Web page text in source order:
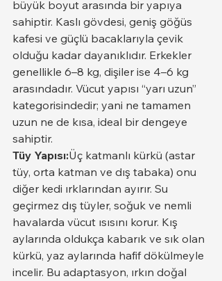
büyük boyut arasında bir yapıya
sahiptir. Kaslı gövdesi, geniş göğüs
kafesi ve güçlü bacaklarıyla çevik
olduğu kadar dayanıklıdır. Erkekler
genellikle 6–8 kg, dişiler ise 4–6 kg
arasındadır. Vücut yapısı “yarı uzun”
kategorisindedir; yani ne tamamen
uzun ne de kısa, ideal bir dengeye
sahiptir.
Tüy Yapısı:Üç katmanlı kürkü (astar
tüy, orta katman ve dış tabaka) onu
diğer kedi ırklarından ayırır. Su
geçirmez dış tüyler, soğuk ve nemli
havalarda vücut ısısını korur. Kış
aylarında oldukça kabarık ve sık olan
kürkü, yaz aylarında hafif dökülmeyle
incelir. Bu adaptasyon, ırkın doğal